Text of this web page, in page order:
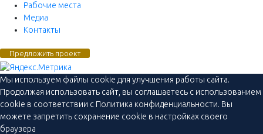
Рабочие места
Медиа
Контакты
Предложить проект
Мы используем файлы cookie для улучшения работы сайта.
Продолжая использовать сайт, вы соглашаетесь с использованием
cookie в соответствии с Политика конфиденциальности. Вы
можете запретить сохранение cookie в настройках своего
браузера